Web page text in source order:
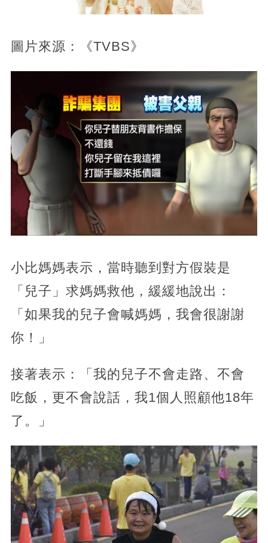
圖片來源：《TVBS》
小比媽媽表示，當時聽到對方假裝是
「兒子」求媽媽救他，緩緩地說出：
「如果我的兒子會喊媽媽，我會很謝謝
你！」
接著表示：「我的兒子不會走路、不會
吃飯，更不會說話，我1個人照顧他18年
了。」